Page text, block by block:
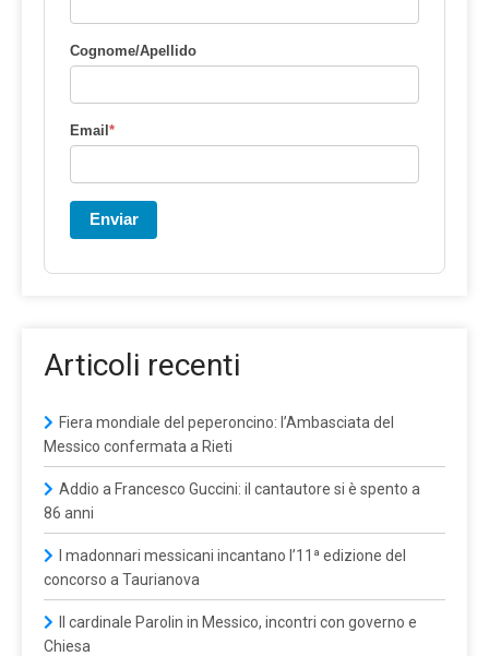
Cognome/Apellido
Email*
Enviar
Articoli recenti
Fiera mondiale del peperoncino: l’Ambasciata del
Messico confermata a Rieti
Addio a Francesco Guccini: il cantautore si è spento a
86 anni
I madonnari messicani incantano l’11ª edizione del
concorso a Taurianova
Il cardinale Parolin in Messico, incontri con governo e
Chiesa